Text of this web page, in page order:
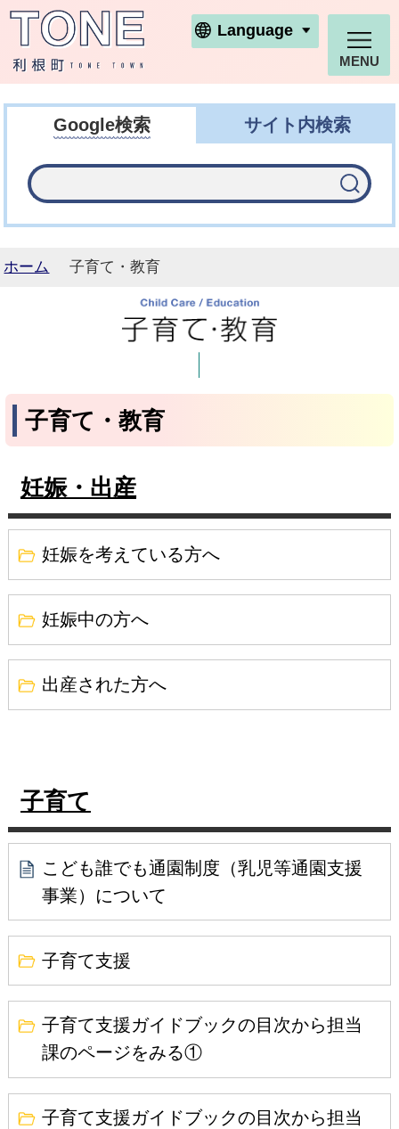
利根町ホームページ
Language
MENU
Google検索 サイト内検索
ホーム 子育て・教育
子育て・教育
妊娠・出産
妊娠を考えている方へ
妊娠中の方へ
出産された方へ
子育て
こども誰でも通園制度（乳児等通園支援
事業）について
子育て支援
子育て支援ガイドブックの目次から担当
課のページをみる①
子育て支援ガイドブックの目次から担当